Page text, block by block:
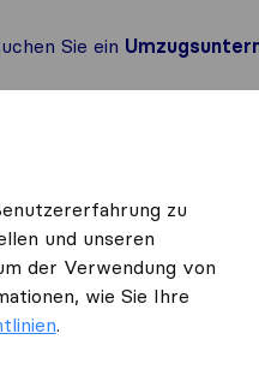
Sie ein
zu
und unseren
der Verwendung von
wie Sie Ihre
.